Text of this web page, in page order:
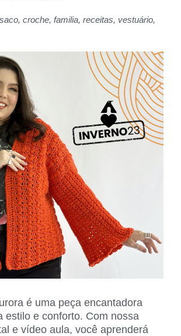
, croche, familia, receitas, vestuário,
é uma peça encantadora
estilo e conforto. Com nossa
e vídeo aula, você aprenderá